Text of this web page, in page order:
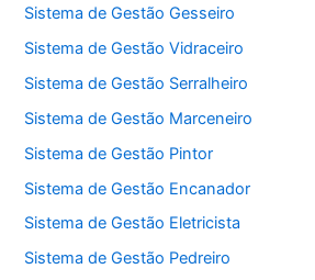
Sistema de Gestão Gesseiro
Sistema de Gestão Vidraceiro
Sistema de Gestão Serralheiro
Sistema de Gestão Marceneiro
Sistema de Gestão Pintor
Sistema de Gestão Encanador
Sistema de Gestão Eletricista
Sistema de Gestão Pedreiro